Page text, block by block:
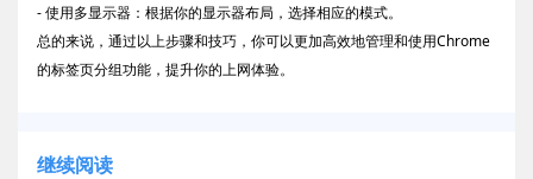
- 使用多显示器：根据你的显示器布局，选择相应的模式。
总的来说，通过以上步骤和技巧，你可以更加高效地管理和使用Chrome
的标签页分组功能，提升你的上网体验。
继续阅读